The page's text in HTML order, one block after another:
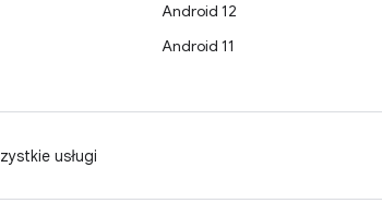
Android 12
Android 11
usługi